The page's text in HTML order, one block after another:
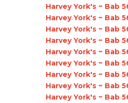
Harvey York's ~ Bab
Harvey York's ~ Bab
Harvey York's ~ Bab
Harvey York's ~ Bab
Harvey York's ~ Bab
Harvey York's ~ Bab
Harvey York's ~ Bab
Harvey York's ~ Bab
Harvey York's ~ Bab